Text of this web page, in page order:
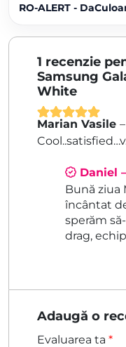
RO-ALERT -
1 recenzie
Samsung
White
Evaluat la5
din 5
Marian Vasile –
Daniel
Bună ziua
încântat
sperăm
drag,
Adaugă o
Evaluarea ta *